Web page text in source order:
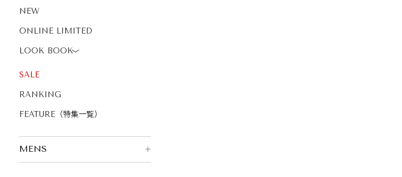
NEW
ONLINE LIMITED
LOOK BOOK〉
SALE
RANKING
FEATURE（特集一覧）
MENS